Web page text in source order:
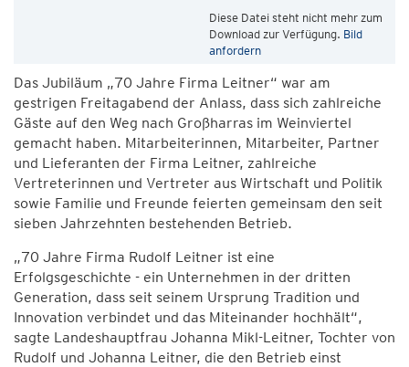
Diese Datei steht nicht mehr zum
Download zur Verfügung. Bild
anfordern
Das Jubiläum „70 Jahre Firma Leitner“ war am
gestrigen Freitagabend der Anlass, dass sich zahlreiche
Gäste auf den Weg nach Großharras im Weinviertel
gemacht haben. Mitarbeiterinnen, Mitarbeiter, Partner
und Lieferanten der Firma Leitner, zahlreiche
Vertreterinnen und Vertreter aus Wirtschaft und Politik
sowie Familie und Freunde feierten gemeinsam den seit
sieben Jahrzehnten bestehenden Betrieb.
„70 Jahre Firma Rudolf Leitner ist eine
Erfolgsgeschichte - ein Unternehmen in der dritten
Generation, dass seit seinem Ursprung Tradition und
Innovation verbindet und das Miteinander hochhält“,
sagte Landeshauptfrau Johanna Mikl-Leitner, Tochter von
Rudolf und Johanna Leitner, die den Betrieb einst